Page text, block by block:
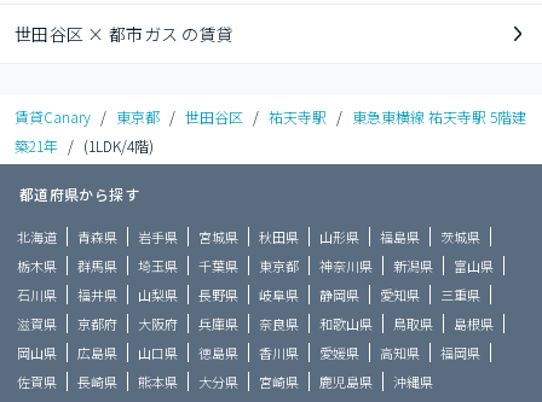
世田谷区 × 都市ガス の賃貸
賃貸Canary / 東京都 / 世田谷区 / 祐天寺駅 / 東急東横線 祐天寺駅 5階建
築21年 / (1LDK/4階)
都道府県から探す
北海道 青森県 岩手県 宮城県 秋田県 山形県 福島県
茨城県
栃木県
群馬県 埼玉県 千葉県 東京都 神奈川県 新潟県
富山県
石川県
福井県 山梨県 長野県 岐阜県 静岡県 愛知県
三重県
滋賀県
京都府 大阪府 兵庫県 奈良県 和歌山県 鳥取県
島根県
岡山県
広島県 山口県 徳島県 香川県 愛媛県 高知県
福岡県
佐賀県
長崎県 熊本県 大分県 宮崎県 鹿児島県 沖縄県